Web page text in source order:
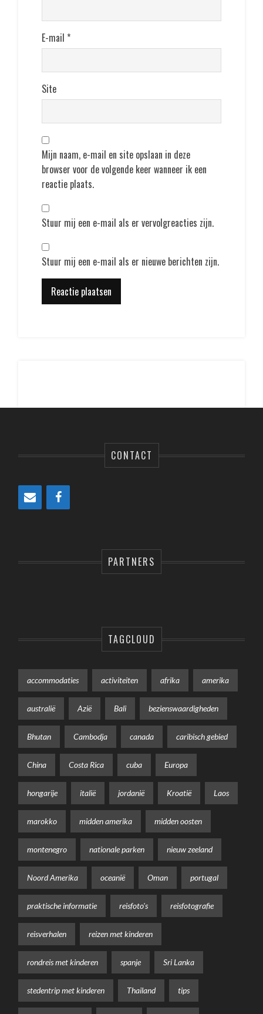
E-mail *
Site
Mijn naam, e-mail en site opslaan in deze
browser voor de volgende keer wanneer ik een
reactie plaats.
Stuur mij een e-mail als er vervolgreacties zijn.
Stuur mij een e-mail als er nieuwe berichten zijn.
CONTACT
PARTNERS
TAGCLOUD
accommodaties activiteiten afrika amerika
australië Azië Bali bezienswaardigheden
Bhutan Cambodja canada caribisch gebied
China Costa Rica cuba Europa
hongarije italië jordanië Kroatië Laos
marokko midden amerika midden oosten
montenegro nationale parken nieuw zeeland
Noord Amerika oceanië Oman portugal
praktische informatie reisfoto's reisfotografie
reisverhalen reizen met kinderen
rondreis met kinderen spanje Sri Lanka
stedentrip met kinderen Thailand tips